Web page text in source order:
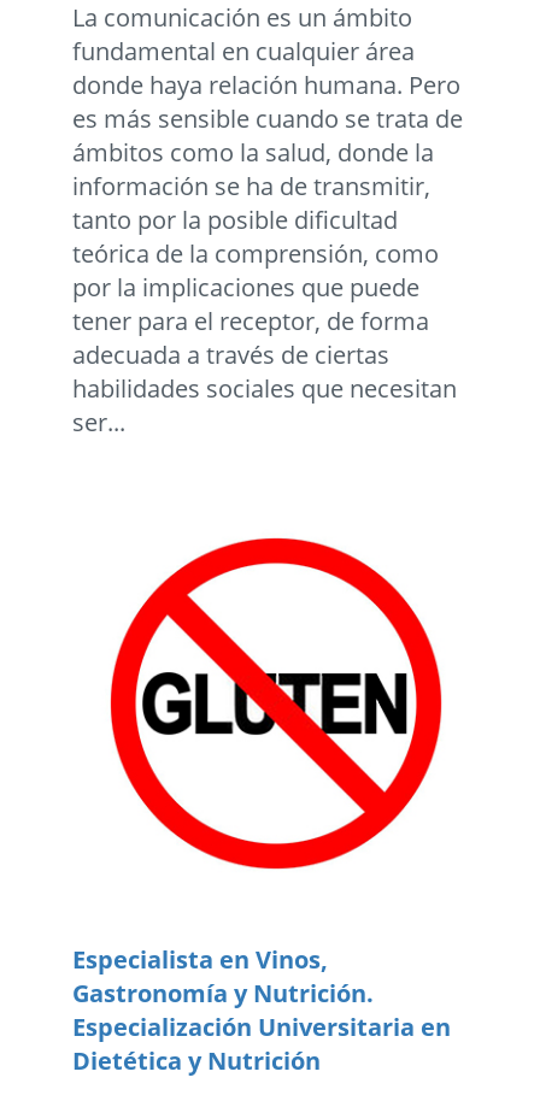
La comunicación es un ámbito
fundamental en cualquier área
donde haya relación humana. Pero
es más sensible cuando se trata de
ámbitos como la salud, donde la
información se ha de transmitir,
tanto por la posible dificultad
teórica de la comprensión, como
por la implicaciones que puede
tener para el receptor, de forma
adecuada a través de ciertas
habilidades sociales que necesitan
ser...
Especialista en Vinos,
Gastronomía y Nutrición.
Especialización Universitaria en
Dietética y Nutrición